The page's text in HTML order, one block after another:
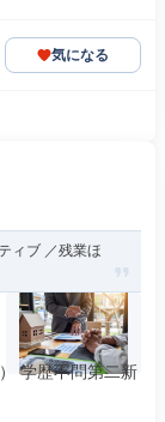
気になる
ィブ ／残業ほ
学歴不問第二新